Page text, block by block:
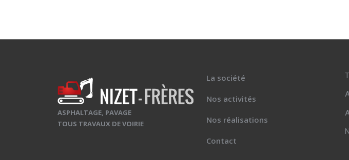
ASPHALTAGE, PAVAGE
TOUS TRAVAUX DE VOIRIE
La société
Nos activités
Nos réalisations
Contact